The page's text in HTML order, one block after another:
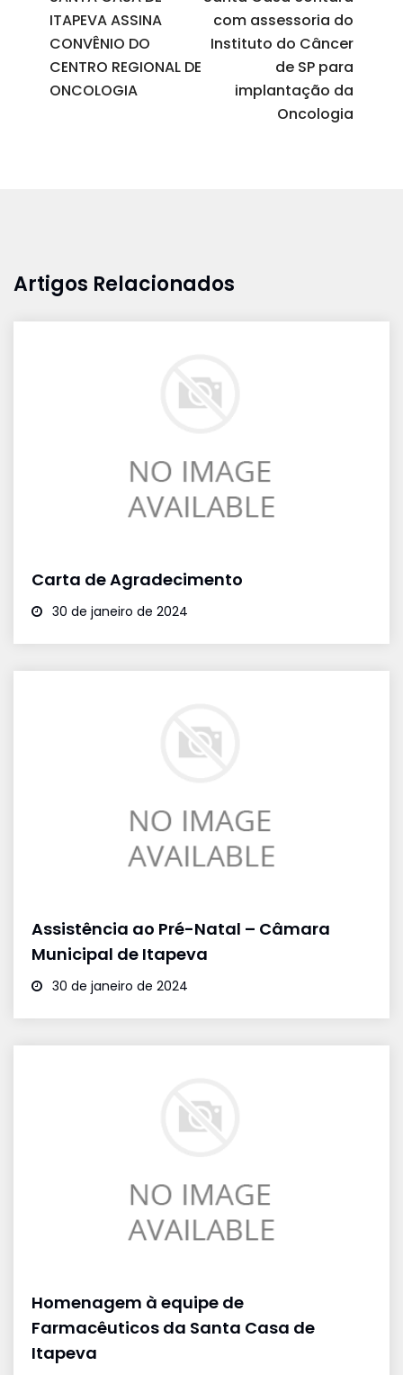
ITAPEVA ASSINA
CONVÊNIO DO
CENTRO REGIONAL DE
ONCOLOGIA
com assessoria do
Instituto do Câncer
de SP para
implantação da
Oncologia
Artigos Relacionados
Carta de Agradecimento
30 de janeiro de 2024
Assistência ao Pré-Natal – Câmara
Municipal de Itapeva
30 de janeiro de 2024
Homenagem à equipe de
Farmacêuticos da Santa Casa de
Itapeva